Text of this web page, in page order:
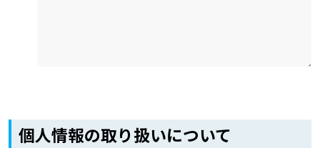
個人情報の取り扱いについて